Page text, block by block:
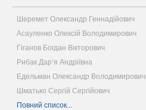
Шеремет Олександр Геннадійович
Асауленко Олексій Володимирович
Гіганов Богдан Вікторович
Рибак Дар’я Андріївна
Едельман Олександр Володимирович
Шматько Сергій Сергійович
Повний список...